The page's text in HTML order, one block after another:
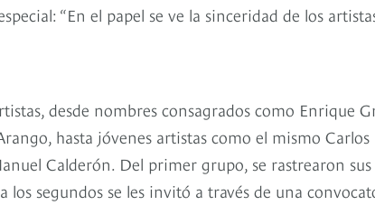
“En el papel se ve la sinceridad de los
desde nombres consagrados como Enrique
hasta jóvenes artistas como el mismo Carlos
Calderón. Del primer grupo, se rastrearon sus
los segundos se les invitó a través de una